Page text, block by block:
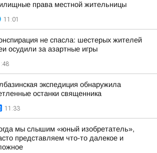
права местной жительницы
11:01
не спасла: шестерых жителей
осудили за азартные игры
экспедиция обнаружила
останки священника
11:33
мы слышим «юный изобретатель»,
представляем что-то далекое и